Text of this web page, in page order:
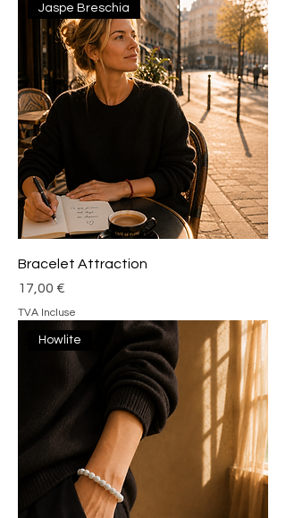
Jaspe Breschia
Bracelet Attraction
Prix
17,00 €
TVA Incluse
Howlite